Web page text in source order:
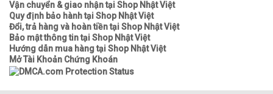
Vận chuyển & giao nhận tại Shop Nhật Việt
Quy định bảo hành tại Shop Nhật Việt
Đổi, trả hàng và hoàn tiền tại Shop Nhật Việt
Bảo mật thông tin tại Shop Nhật Việt
Hướng dẫn mua hàng tại Shop Nhật Việt
Mở Tài Khoản Chứng Khoán